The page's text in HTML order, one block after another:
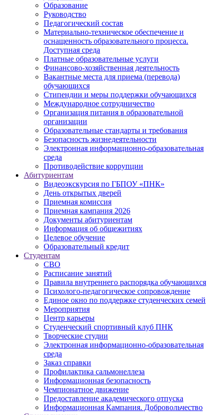
Образование
Руководство
Педагогический состав
Материально-техническое обеспечение и
оснащенность образовательного процесса.
Доступная среда
Платные образовательные услуги
Финансово-хозяйственная деятельность
Вакантные места для приема (перевода)
обучающихся
Стипендии и меры поддержки обучающихся
Международное сотрудничество
Организация питания в образовательной
организации
Образовательные стандарты и требования
Безопасность жизнедеятельности
Электронная информационно-образовательная
среда
Противодействие коррупции
Абитуриентам
Видеоэкскурсия по ГБПОУ «ПНК»
День открытых дверей
Приемная комиссия
Приемная кампания 2026
Дoкументы абитуриентам
Информация об общежитиях
Целевое обучение
Образовательный кредит
Студентам
СВО
Расписание занятий
Правила внутреннего распорядка обучающихся
Психолого-педагогическое сопровождение
Единое окно по поддержке студенческих семей
Мероприятия
Центр карьеры
Студенческий спортивный клуб ПНК
Творческие студии
Электронная информационно-образовательная
среда
Заказ справки
Профилактика сальмонеллеза
Информационная безопасность
Чемпионатное движение
Предоставление академического отпуска
Информационная Кампания. Добровольчество